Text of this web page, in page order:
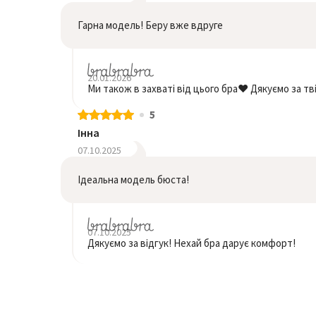
Гарна модель! Беру вже вдруге
20.01.2026
Ми також в захваті від цього бра❤️ Дякуємо за
5
Інна
07.10.2025
Ідеальна модель бюста!
07.10.2025
Дякуємо за відгук! Нехай бра дарує комфорт!